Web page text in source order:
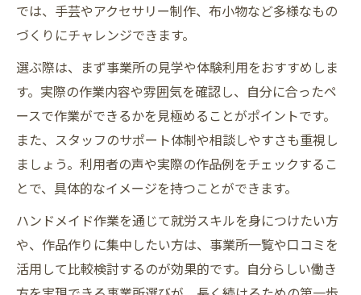
では、手芸やアクセサリー制作、布小物など多様なもの
づくりにチャレンジできます。
選ぶ際は、まず事業所の見学や体験利用をおすすめしま
す。実際の作業内容や雰囲気を確認し、自分に合ったペ
ースで作業ができるかを見極めることがポイントです。
また、スタッフのサポート体制や相談しやすさも重視し
ましょう。利用者の声や実際の作品例をチェックするこ
とで、具体的なイメージを持つことができます。
ハンドメイド作業を通じて就労スキルを身につけたい方
や、作品作りに集中したい方は、事業所一覧や口コミを
活用して比較検討するのが効果的です。自分らしい働き